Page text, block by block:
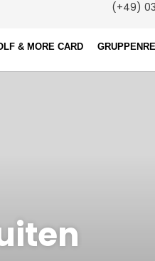
& MORE CARD
(+49)